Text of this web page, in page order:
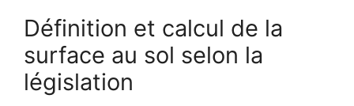
Définition et calcul de la
surface au sol selon la
législation